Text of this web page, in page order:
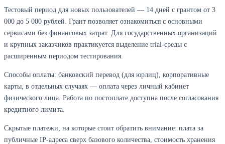
Тестовый период для новых пользователей — 14 дней с грантом от 3
000 до 5 000 рублей. Грант позволяет ознакомиться с основными
сервисами без финансовых затрат. Для государственных организаций
и крупных заказчиков практикуется выделение trial-среды с
расширенным периодом тестирования.
Способы оплаты: банковский перевод (для юрлиц), корпоративные
карты, в отдельных случаях — оплата через личный кабинет
физического лица. Работа по постоплате доступна после согласования
кредитного лимита.
Скрытые платежи, на которые стоит обратить внимание: плата за
публичные IP-адреса сверх базового количества, стоимость хранения